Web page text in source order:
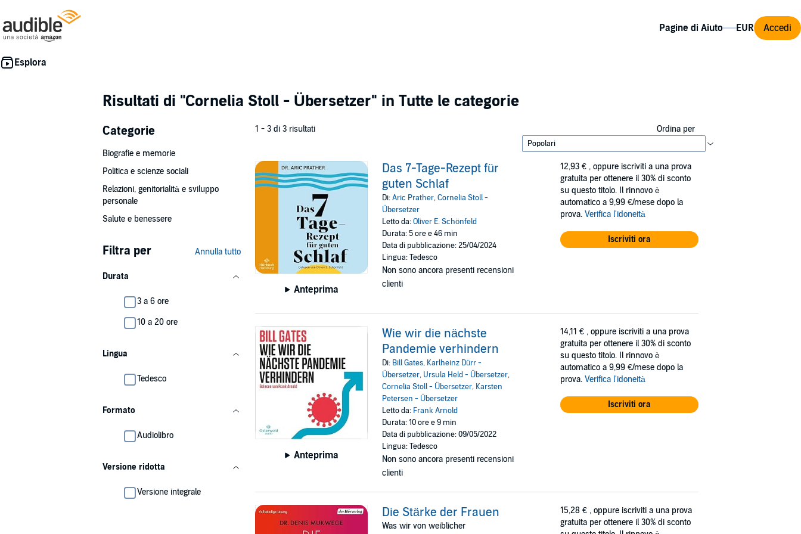
Pagine di Aiuto Accedi
Risultati di "Cornelia Stoll - Übersetzer" in Tutte le categorie
Categorie
Biografie e memorie
Politica e scienze sociali
Relazioni, genitorialità e sviluppo
personale
Salute e benessere
Filtra per Annulla tutto
Durata
3 a 6 ore
10 a 20 ore
Lingua
Tedesco
Formato
Audiolibro
Versione ridotta
Versione integrale
1 - 3 di 3 risultati Ordina per
Anteprima
Das 7-Tage-Rezept für
guten Schlaf
Di:Aric Prather,Cornelia Stoll -
Übersetzer
Letto da:Oliver E. Schönfeld
Durata: 5 ore e 46 min
Data di pubblicazione: 25/04/2024
Lingua: Tedesco
Non sono ancora presenti recensioni
clienti
12,93 € , oppure iscriviti a una prova
gratuita per ottenere il 30% di sconto
su questo titolo. Il rinnovo è
automatico a 9,99 €/mese dopo la
prova. Verifica l'idoneità
Iscriviti ora
Anteprima
Wie wir die nächste
Pandemie verhindern
Di: Bill Gates, Karlheinz Dürr -
Übersetzer, Ursula Held - Übersetzer,
Cornelia Stoll - Übersetzer, Karsten
Petersen - Übersetzer
Letto da: Frank Arnold
Durata: 10 ore e 9 min
Data di pubblicazione: 09/05/2022
Lingua: Tedesco
Non sono ancora presenti recensioni
clienti
14,11 € , oppure iscriviti a una prova
gratuita per ottenere il 30% di sconto
su questo titolo. Il rinnovo è
automatico a 9,99 €/mese dopo la
prova. Verifica l'idoneità
Iscriviti ora
Die Stärke der Frauen
Was wir von weiblicher
15,28 € , oppure iscriviti a una prova
gratuita per ottenere il 30% di sconto